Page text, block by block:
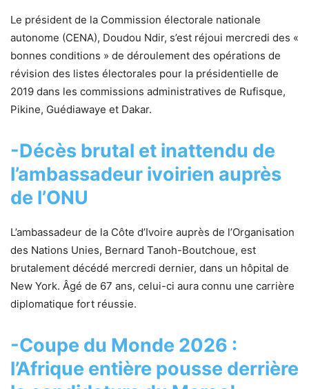
Le président de la Commission électorale nationale
autonome (CENA), Doudou Ndir, s’est réjoui mercredi des «
bonnes conditions » de déroulement des opérations de
révision des listes électorales pour la présidentielle de
2019 dans les commissions administratives de Rufisque,
Pikine, Guédiawaye et Dakar.
-Décès brutal et inattendu de
l’ambassadeur ivoirien auprès
de l’ONU
L’ambassadeur de la Côte d’Ivoire auprès de l’Organisation
des Nations Unies, Bernard Tanoh-Boutchoue, est
brutalement décédé mercredi dernier, dans un hôpital de
New York. Âgé de 67 ans, celui-ci aura connu une carrière
diplomatique fort réussie.
-Coupe du Monde 2026 :
l’Afrique entière pousse derrière